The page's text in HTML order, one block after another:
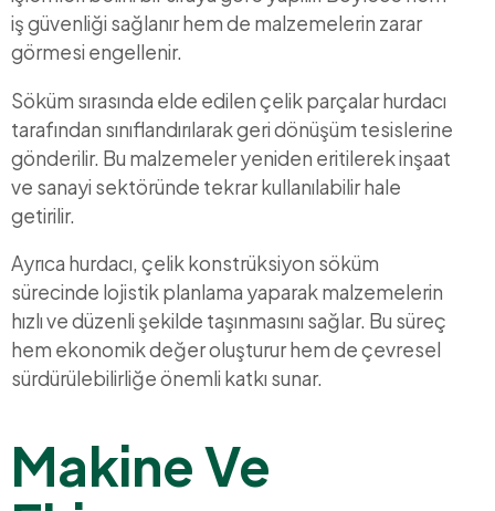
iş güvenliği sağlanır hem de malzemelerin zarar
görmesi engellenir.
Söküm sırasında elde edilen çelik parçalar hurdacı
tarafından sınıflandırılarak geri dönüşüm tesislerine
gönderilir. Bu malzemeler yeniden eritilerek inşaat
ve sanayi sektöründe tekrar kullanılabilir hale
getirilir.
Ayrıca hurdacı, çelik konstrüksiyon söküm
sürecinde lojistik planlama yaparak malzemelerin
hızlı ve düzenli şekilde taşınmasını sağlar. Bu süreç
hem ekonomik değer oluşturur hem de çevresel
sürdürülebilirliğe önemli katkı sunar.
Makine Ve